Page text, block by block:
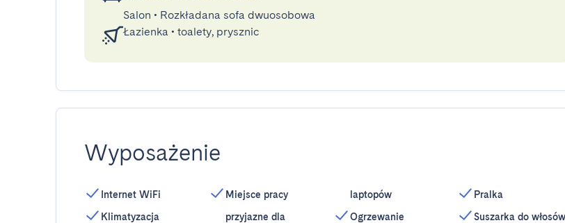
Salon • Rozkładana sofa dwuosobowa
Łazienka • toalety, prysznic
Wyposażenie
Internet WiFi
Klimatyzacja
Miejsce pracy
przyjazne dla
laptopów
Ogrzewanie
Pralka
Suszarka do włosów